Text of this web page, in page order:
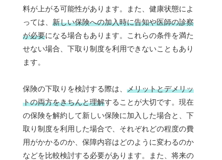
料が上がる可能性があります。また、健康状態によ
っては、 新しい保険への加入時に告知や医師の診察
が必要になる場合もあります。これらの条件を満た
せない場合、下取り制度を利用できないこともあり
ます。
保険の下取りを検討する際は、 メリットとデメリッ
トの両方をきちんと理解することが大切です。現在
の保険を解約して新しい保険に加入した場合と、下
取り制度を利用した場合で、それぞれどの程度の費
用がかかるのか、保障内容はどのように変わるのか
などを比較検討する必要があります。また、将来の